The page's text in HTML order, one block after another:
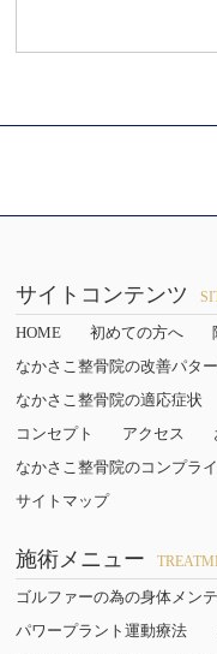
サイトコンテンツ
HOME 初めての方へ
なかさこ整骨院の改善パタ
なかさこ整骨院の適応症状
コンセプト
アクセス
なかさこ整骨院のコンプラ
サイトマップ
施術メニュー
ゴルファーの為の身体メン
パワープラント運動療法